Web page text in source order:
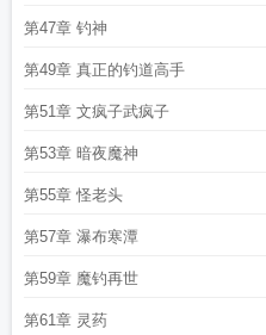
第47章 钓神
第49章 真正的钓道高手
第51章 文疯子武疯子
第53章 暗夜魔神
第55章 怪老头
第57章 瀑布寒潭
第59章 魔钓再世
第61章 灵药